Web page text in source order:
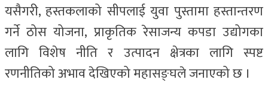
यसैगरी, हस्तकलाको सीपलाई युवा पुस्तामा हस्तान्तरण
गर्ने ठोस योजना, प्राकृतिक रेसाजन्य कपडा उद्योगका
लागि विशेष नीति र उत्पादन क्षेत्रका लागि स्पष्ट
रणनीतिको अभाव देखिएको महासङ्घले जनाएको छ ।